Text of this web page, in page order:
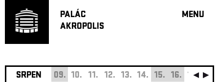
PALÁC
AKROPOLIS
MENU
JAZZ
SRPEN 09. 10. 11. 12. 13. 14. 15. 16. 17. 18.